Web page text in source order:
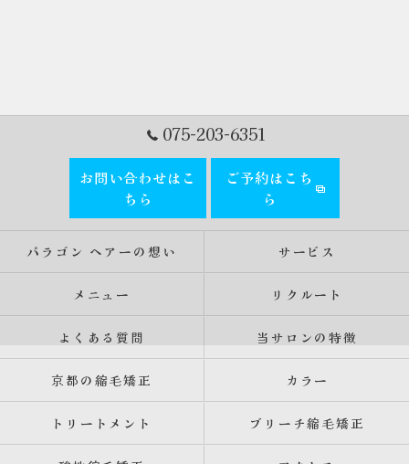
075-203-6351
お問い合わせはこ
ちら
ご予約はこち
ら
パラゴン ヘアーの想い サービス
メニュー リクルート
よくある質問 当サロンの特徴
京都の縮毛矯正 カラー
トリートメント ブリーチ縮毛矯正